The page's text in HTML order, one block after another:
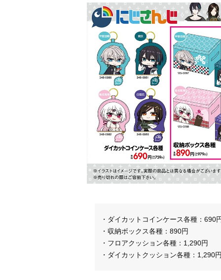
・ダイカットコインケース各種：690
・収納ボックス各種：890円
・フロアクッション各種：1,290円
・ダイカットクッション各種：1,290